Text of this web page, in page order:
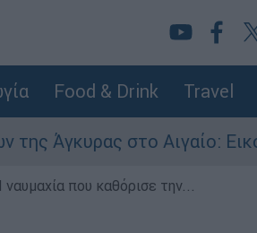
Food & Drink Travel
Εικονική αερομαχία
που καθόρισε την...